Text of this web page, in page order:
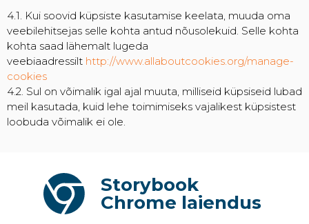
4.1. Kui soovid küpsiste kasutamise keelata, muuda oma
veebilehitsejas selle kohta antud nõusolekuid. Selle kohta
kohta saad lähemalt lugeda
veebiaadressilt http://www.allaboutcookies.org/manage-
cookies
4.2. Sul on võimalik igal ajal muuta, milliseid küpsiseid lubad
meil kasutada, kuid lehe toimimiseks vajalikest küpsistest
loobuda võimalik ei ole.
Storybook
Chrome laiendus